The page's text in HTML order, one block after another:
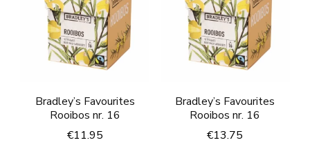
Bradley’s Favourites
Rooibos nr. 16
€11.95
Bradley’s Favourites
Rooibos nr. 16
€13.75